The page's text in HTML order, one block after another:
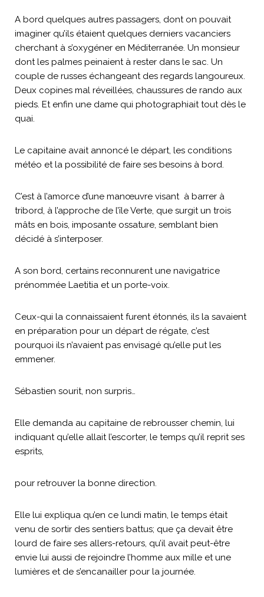
A bord quelques autres passagers, dont on pouvait
imaginer qu’ils étaient quelques derniers vacanciers
cherchant à s’oxygéner en Méditerranée. Un monsieur
dont les palmes peinaient à rester dans le sac. Un
couple de russes échangeant des regards langoureux.
Deux copines mal réveillées, chaussures de rando aux
pieds. Et enfin une dame qui photographiait tout dès le
quai.
Le capitaine avait annoncé le départ, les conditions
météo et la possibilité de faire ses besoins à bord.
C’est à l’amorce d’une manœuvre visant à barrer à
tribord, à l’approche de l’île Verte, que surgit un trois
mâts en bois, imposante ossature, semblant bien
décidé à s’interposer.
A son bord, certains reconnurent une navigatrice
prénommée Laetitia et un porte-voix.
Ceux-qui la connaissaient furent étonnés, ils la savaient
en préparation pour un départ de régate, c’est
pourquoi ils n’avaient pas envisagé qu’elle put les
emmener.
Sébastien sourit, non surpris…
Elle demanda au capitaine de rebrousser chemin, lui
indiquant qu’elle allait l’escorter, le temps qu’il reprit ses
esprits,
pour retrouver la bonne direction.
Elle lui expliqua qu’en ce lundi matin, le temps était
venu de sortir des sentiers battus; que ça devait être
lourd de faire ses allers-retours, qu’il avait peut-être
envie lui aussi de rejoindre l’homme aux mille et une
lumières et de s’encanailler pour la journée.